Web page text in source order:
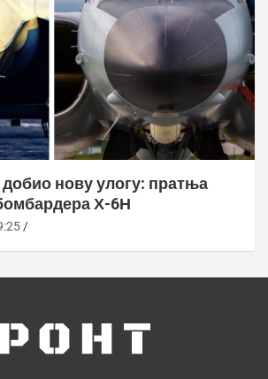
добио нову улогу: пратња
Х-6Н